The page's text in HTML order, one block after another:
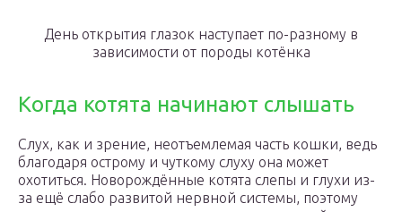
День открытия глазок наступает по-разному в
зависимости от породы котёнка
Когда котята начинают слышать
Слух, как и зрение, неотъемлемая часть кошки, ведь
благодаря острому и чуткому слуху она может
охотиться. Новорождённые котята слепы и глухи из-
за ещё слабо развитой нервной системы, поэтому